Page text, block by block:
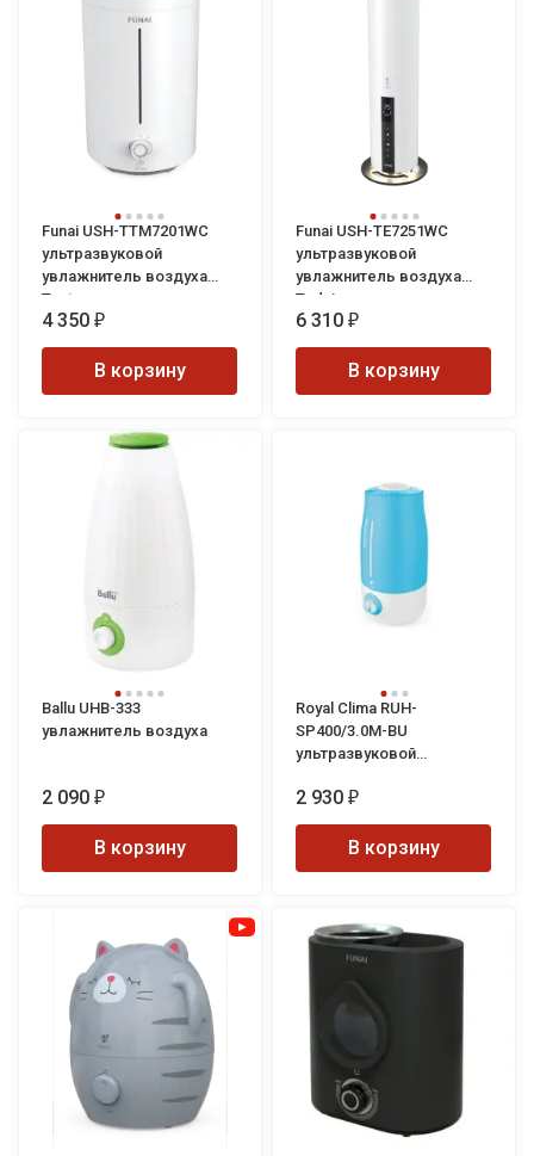
Funai USH-TTM7201WC
ультразвуковой
увлажнитель воздуха
Tentou
4 350 ₽
В корзину
Funai USH-TE7251WC
ультразвуковой
увлажнитель воздуха
Todai
6 310 ₽
В корзину
Ballu UHB-333
увлажнитель воздуха
2 090 ₽
В корзину
Royal Clima RUH-
SP400/3.0M-BU
ультразвуковой
Sanremo Plus
2 930 ₽
В корзину